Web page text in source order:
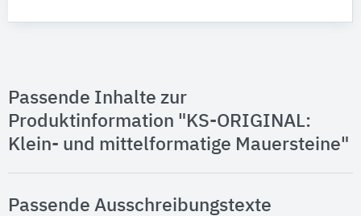
Passende Inhalte zur
Produktinformation "KS-ORIGINAL:
Klein- und mittelformatige Mauersteine"
Passende Ausschreibungstexte